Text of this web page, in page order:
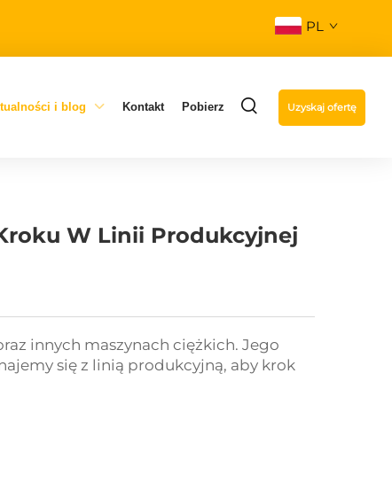
PL
i blog Kontakt Pobierz Uzyskaj ofertę
W Linii Produkcyjnej
innych maszynach ciężkich. Jego
się z linią produkcyjną, aby krok